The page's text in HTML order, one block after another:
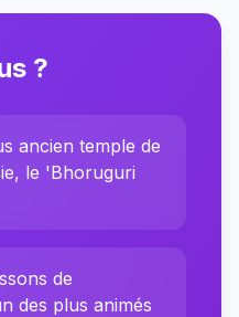
?
ancien temple de
le 'Bhoruguri
de
des plus animés